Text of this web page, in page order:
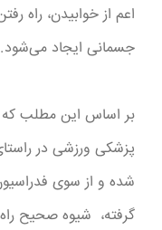
اعم از خوابیدن، راه
جسمانی ایجاد می‌شود.
بر اساس این مطلب که
پزشکی ورزشی در
شده و از سوی
گرفته، ‌ شیوه صحیح